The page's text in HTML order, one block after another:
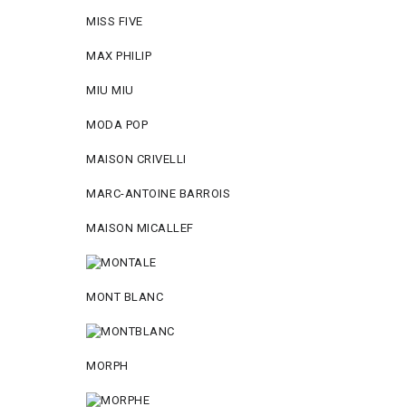
MISS FIVE
MAX PHILIP
MIU MIU
MODA POP
MAISON CRIVELLI
MARC-ANTOINE BARROIS
MAISON MICALLEF
MONT BLANC
MORPH